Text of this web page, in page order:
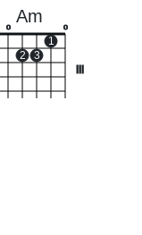
Am
o
2 3
1
o